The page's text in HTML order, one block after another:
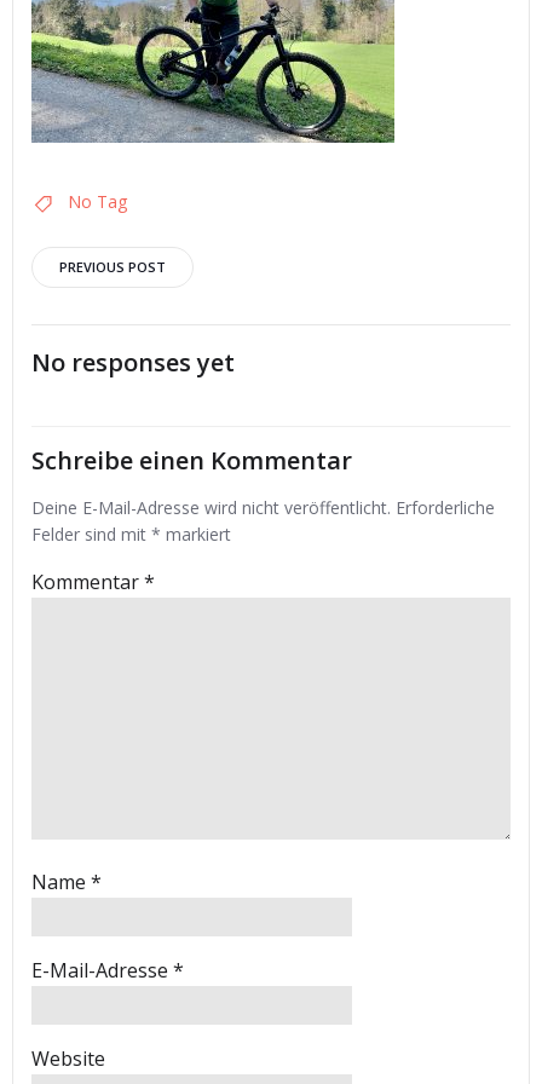
No Tag
Post
navigation
PREVIOUS POST
No responses yet
Schreibe einen Kommentar
Deine E-Mail-Adresse wird nicht veröffentlicht. Erforderliche
Felder sind mit * markiert
Kommentar*
Name *
E-Mail-Adresse *
Website